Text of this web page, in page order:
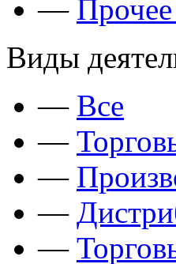
—
Виды
— Все
—
—
—
—